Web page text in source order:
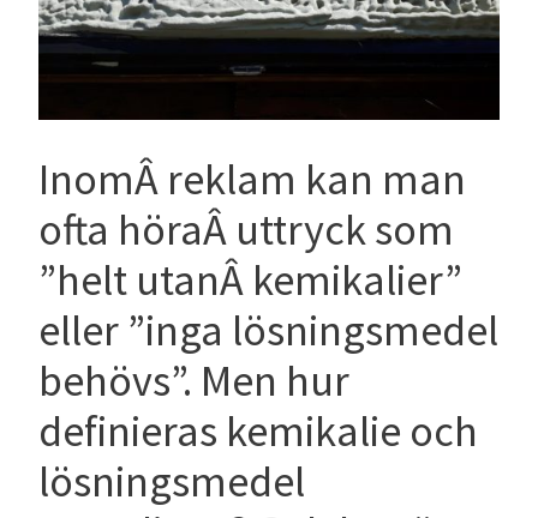
InomÂ reklam kan man
ofta höraÂ uttryck som
”helt utanÂ kemikalier”
eller ”inga lösningsmedel
behövs”. Men hur
definieras kemikalie och
lösningsmedel